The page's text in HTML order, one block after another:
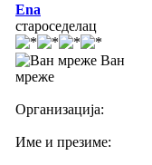
Ena
староседелац
Ван
мреже
Организација:
Име и презиме: